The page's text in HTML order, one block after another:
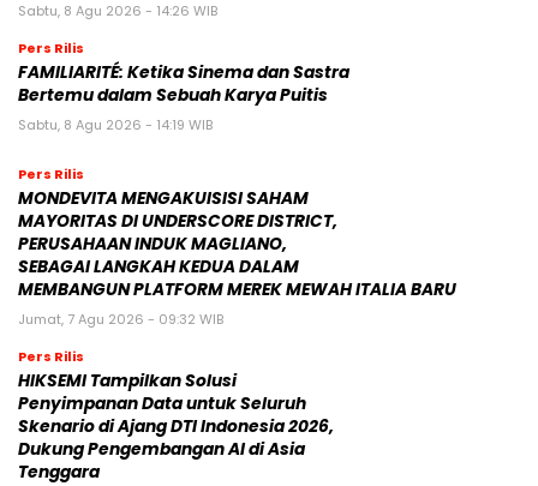
Sabtu, 8 Agu 2026 - 14:26 WIB
Pers Rilis
FAMILIARITÉ: Ketika Sinema dan Sastra
Bertemu dalam Sebuah Karya Puitis
Sabtu, 8 Agu 2026 - 14:19 WIB
Pers Rilis
MONDEVITA MENGAKUISISI SAHAM
MAYORITAS DI UNDERSCORE DISTRICT,
PERUSAHAAN INDUK MAGLIANO,
SEBAGAI LANGKAH KEDUA DALAM
MEMBANGUN PLATFORM MEREK MEWAH ITALIA BARU
Jumat, 7 Agu 2026 - 09:32 WIB
Pers Rilis
HIKSEMI Tampilkan Solusi
Penyimpanan Data untuk Seluruh
Skenario di Ajang DTI Indonesia 2026,
Dukung Pengembangan AI di Asia
Tenggara